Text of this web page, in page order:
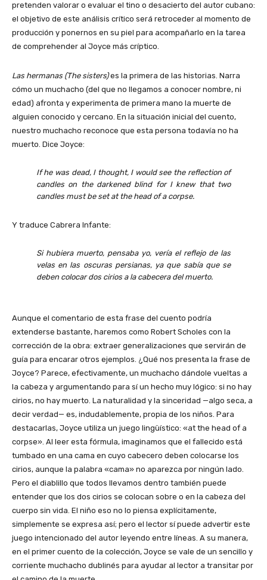
pretenden valorar o evaluar el tino o desacierto del autor cubano:
el objetivo de este análisis crítico será retroceder al momento de
producción y ponernos en su piel para acompañarlo en la tarea
de comprehender al Joyce más críptico.
Las hermanas (The sisters)es la primera de las historias. Narra
cómo un muchacho (del que no llegamos a conocer nombre, ni
edad) afronta y experimenta de primera mano la muerte de
alguien conocido y cercano. En la situación inicial del cuento,
nuestro muchacho reconoce que esta persona todavía no ha
muerto. Dice Joyce:
If he was dead, I thought, I would see the reflection of
candles on the darkened blind for I knew that two
candles must be set at the head of a corpse.
Y traduce Cabrera Infante:
Si hubiera muerto, pensaba yo, vería el reflejo de las
velas en las oscuras persianas, ya que sabía que se
deben colocar dos cirios a la cabecera del muerto.
Aunque el comentario de esta frase del cuento podría
extenderse bastante, haremos como Robert Scholes con la
corrección de la obra: extraer generalizaciones que servirán de
guía para encarar otros ejemplos. ¿Qué nos presenta la frase de
Joyce? Parece, efectivamente, un muchacho dándole vueltas a
la cabeza y argumentando para sí un hecho muy lógico: si no hay
cirios, no hay muerto. La naturalidad y la sinceridad —algo seca, a
decir verdad— es, indudablemente, propia de los niños. Para
destacarlas, Joyce utiliza un juego lingüístico: «at the head of a
corpse». Al leer esta fórmula, imaginamos que el fallecido está
tumbado en una cama en cuyo cabecero deben colocarse los
cirios, aunque la palabra «cama» no aparezca por ningún lado.
Pero el diablillo que todos llevamos dentro también puede
entender que los dos cirios se colocan sobre o en la cabeza del
cuerpo sin vida. El niño eso no lo piensa explícitamente,
simplemente se expresa así; pero el lector sí puede advertir este
juego intencionado del autor leyendo entre líneas. A su manera,
en el primer cuento de la colección, Joyce se vale de un sencillo y
corriente muchacho dublinés para ayudar al lector a transitar por